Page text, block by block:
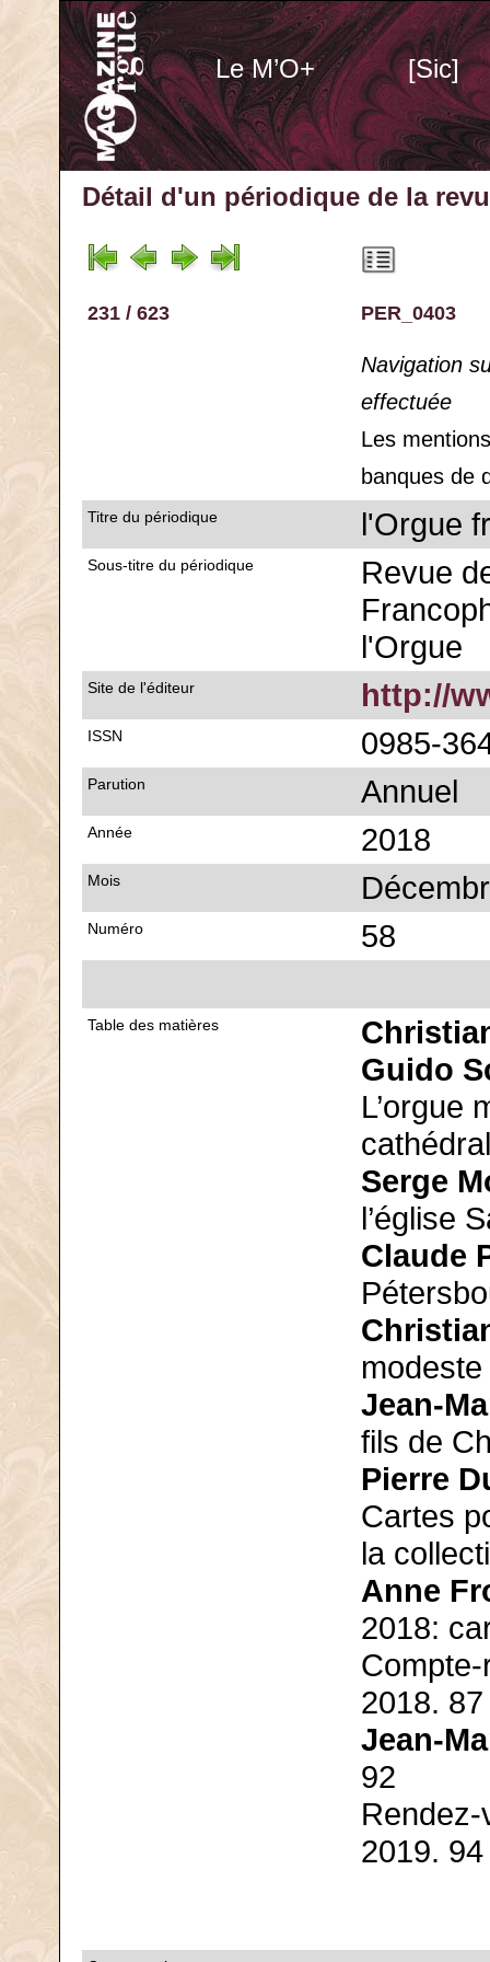
Le M’O+ [Sic]
Détail d'un périodique de la
231 / 623 PER_0403
Navigation
effectuée
Les
banques de
Titre du périodique l'Orgue
Sous-titre du périodique
Revue
l'Orgue
Site de l'éditeur http://
ISSN 0985-
Parution Annuel
Année 2018
Mois
Numéro 58
Table des matières
Guido
L’orgue
Serge
l’église
Claude
Jean-
fils de
Pierre
Cartes
la
Anne
2018:
Compte-
2018. 87
Jean-
92
2019. 94